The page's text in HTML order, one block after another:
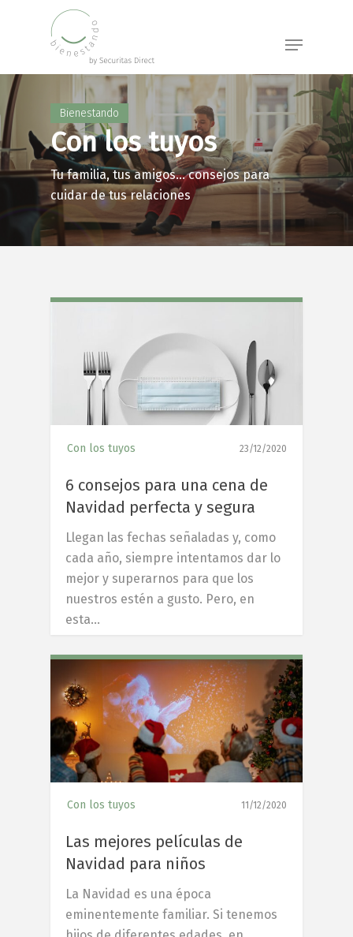
content
Menu
Bienestando
Con los tuyos
Tu familia, tus amigos… consejos para
cuidar de tus relaciones
Con los tuyos 23/12/2020
6 consejos para una cena de
Navidad perfecta y segura
Llegan las fechas señaladas y, como
cada año, siempre intentamos dar lo
mejor y superarnos para que los
nuestros estén a gusto. Pero, en
esta…
Con los tuyos 11/12/2020
Las mejores películas de
Navidad para niños
La Navidad es una época
eminentemente familiar. Si tenemos